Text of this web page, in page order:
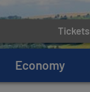
Economy
Tickets